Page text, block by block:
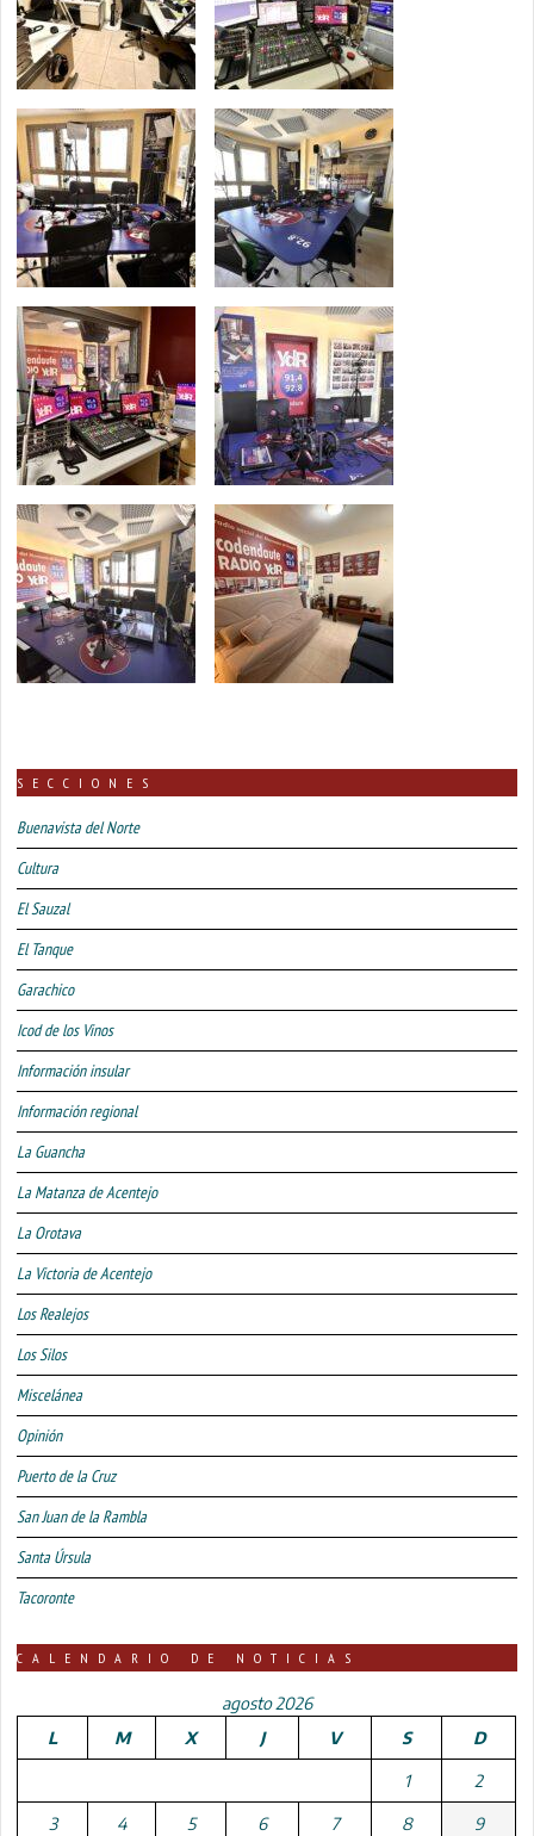
SECCIONES
Buenavista del Norte
Cultura
El Sauzal
El Tanque
Garachico
Icod de los Vinos
Información insular
Información regional
La Guancha
La Matanza de Acentejo
La Orotava
La Victoria de Acentejo
Los Realejos
Los Silos
Miscelánea
Opinión
Puerto de la Cruz
San Juan de la Rambla
Santa Úrsula
Tacoronte
CALENDARIO DE NOTICIAS
agosto 2026
L
M X J V S D
1 2
3 4 5 6 7 8 9